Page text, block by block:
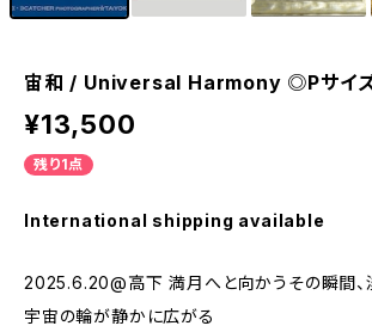
宙和 / Universal Harmony ◎Pサイズ
¥13,500
残り1点
International shipping available
2025.6.20@高下 満月へと向かうその瞬間、
宇宙の輪が静かに広がる